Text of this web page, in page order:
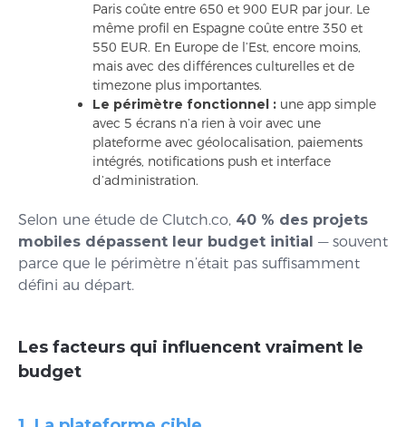
Paris coûte entre 650 et 900 EUR par jour. Le
même profil en Espagne coûte entre 350 et
550 EUR. En Europe de l’Est, encore moins,
mais avec des différences culturelles et de
timezone plus importantes.
Le périmètre fonctionnel : une app simple
avec 5 écrans n’a rien à voir avec une
plateforme avec géolocalisation, paiements
intégrés, notifications push et interface
d’administration.
Selon une étude de Clutch.co, 40 % des projets
mobiles dépassent leur budget initial — souvent
parce que le périmètre n’était pas suffisamment
défini au départ.
Les facteurs qui influencent vraiment le
budget